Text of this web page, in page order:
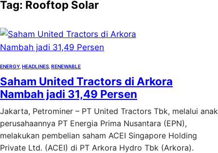
Tag: Rooftop Solar
ENERGY, HEADLINES RENEWABLE
Saham United Tractors di Arkora
Nambah jadi 31,49 Persen
Jakarta, Petrominer – PT United Tractors Tbk, melalui anak
perusahaannya PT Energia Prima Nusantara (EPN),
melakukan pembelian saham ACEI Singapore Holding
Private Ltd. (ACEI) di PT Arkora Hydro Tbk (Arkora).